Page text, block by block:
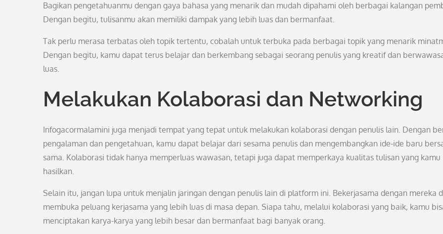
Bagikan pengetahuanmu dengan gaya bahasa yang menarik dan mudah dipahami oleh berbagai kalangan
Dengan begitu, tulisanmu akan memiliki dampak yang lebih luas dan bermanfaat.
Tak perlu merasa terbatas oleh topik tertentu, cobalah untuk terbuka pada berbagai topik yang menarik
Dengan begitu, kamu dapat terus belajar dan berkembang sebagai seorang penulis yang kreatif dan
luas.
Melakukan Kolaborasi dan Networking
Infogacormalamini juga menjadi tempat yang tepat untuk melakukan kolaborasi dengan penulis lain. Dengan
pengalaman dan pengetahuan, kamu dapat belajar dari sesama penulis dan mengembangkan ide-ide baru
sama. Kolaborasi tidak hanya memperluas wawasan, tetapi juga dapat memperkaya kualitas tulisan yang kamu
hasilkan.
Selain itu, jangan lupa untuk menjalin jaringan dengan penulis lain di platform ini. Bekerjasama dengan mereka
membuka peluang kerjasama yang lebih luas di masa depan. Siapa tahu, melalui kolaborasi yang baik, kamu
menciptakan karya-karya yang lebih besar dan bermanfaat bagi banyak orang.